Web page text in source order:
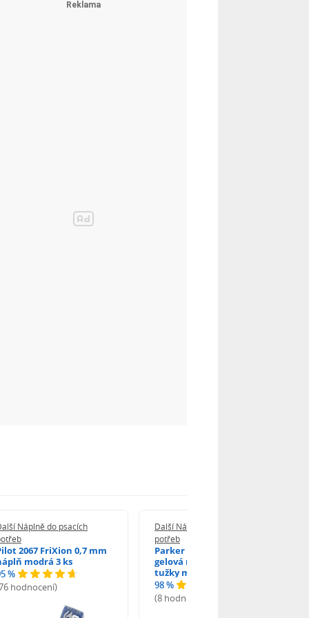
Náplně do psacích
2067 FriXion 0,7 mm
modrá 3 ks
%
hodnocení)
Další Náplně do psacích
potřeb
Parker 1502/0250346
gelová náplň do kuličkové
tužky modrá
98 %
(8 hodnocení)